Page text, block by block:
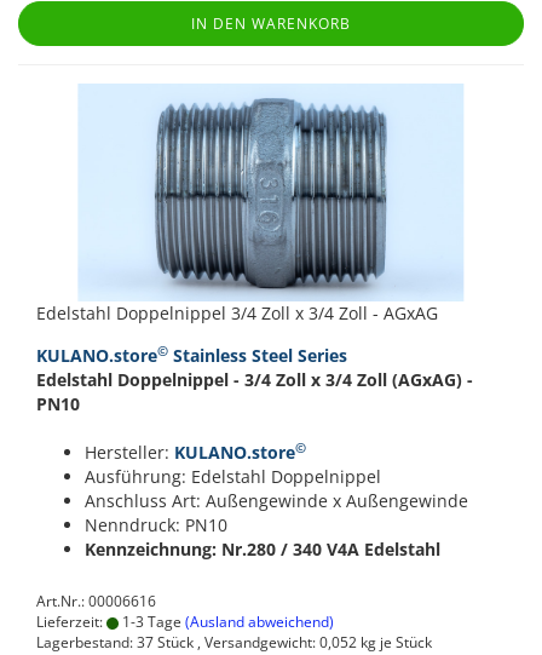
IN DEN WARENKORB
Edelstahl Doppelnippel 3/4 Zoll x 3/4 Zoll - AGxAG
KULANO.store© Stainless Steel Series
Edelstahl Doppelnippel - 3/4 Zoll x 3/4 Zoll (AGxAG) -
PN10
Hersteller: KULANO.store©
Ausführung: Edelstahl Doppelnippel
Anschluss Art: Außengewinde x Außengewinde
Nenndruck: PN10
Kennzeichnung: Nr.280 / 340 V4A Edelstahl
Art.Nr.: 00006616
Lieferzeit:
1-3 Tage (Ausland abweichend)
Lagerbestand: 37 Stück , Versandgewicht:0,052 kg je Stück